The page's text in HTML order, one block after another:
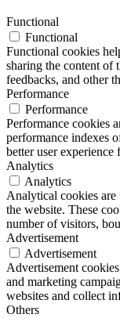
Functional
Functional
Functional cookies
sharing the content of
feedbacks, and other
Performance
Performance
Performance cookies
performance indexes
better user experience
Analytics
Analytics
Analytical cookies are
the website. These
number of visitors,
Advertisement
Advertisement
Advertisement
and marketing
websites and collect
Others